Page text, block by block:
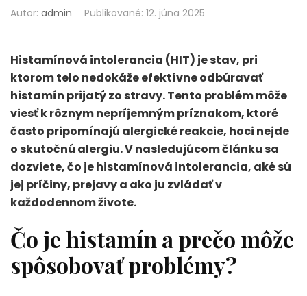
Autor: admin Publikované: 12. júna 2025
Histamínová intolerancia (HIT) je stav, pri
ktorom telo nedokáže efektívne odbúravať
histamín prijatý zo stravy. Tento problém môže
viesť k rôznym nepríjemným príznakom, ktoré
často pripomínajú alergické reakcie, hoci nejde
o skutočnú alergiu. V nasledujúcom článku sa
dozviete, čo je histamínová intolerancia, aké sú
jej príčiny, prejavy a ako ju zvládať v
každodennom živote.
Čo je histamín a prečo môže
spôsobovať problémy?